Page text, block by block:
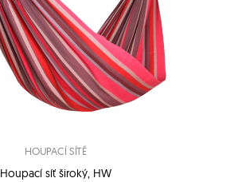
HOUPACÍ SÍTĚ
Houpací síť široký, HW